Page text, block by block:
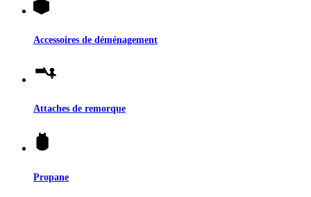
Accessoires de déménagement
Attaches de remorque
Propane